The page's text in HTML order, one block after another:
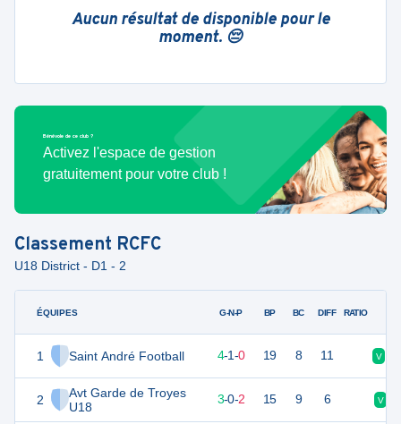
Aucun résultat de disponible pour le
moment. 😔
Bénévole de ce club ?
Activez l'espace de gestion
gratuitement pour votre club !
Classement RCFC
U18 District - D1 - 2
ÉQUIPES
1 Saint André Football
2
Avt Garde de Troyes
U18
G-N-P BP BC DIFF RATIO
13 4-1-0 19 8 11 V
9 3-0-2 15 9 6 V